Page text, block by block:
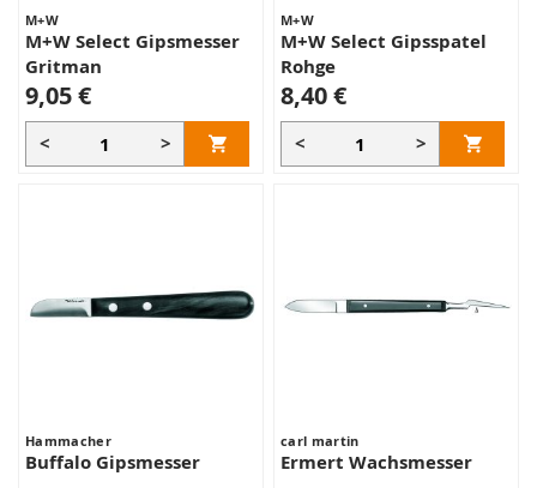
M+W
M+W Select Gipsmesser
Gritman
9,05 €
< >
M+W
M+W Select Gipsspatel
Rohge
8,40 €
< >
Hammacher
Buffalo Gipsmesser
carl martin
Ermert Wachsmesser